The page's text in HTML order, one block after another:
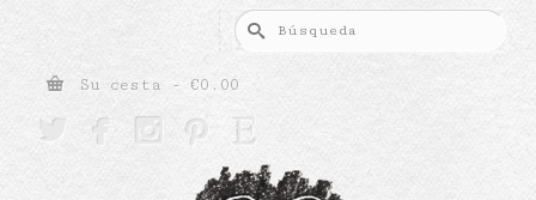
Buscar
por:
Su cesta - €0.00
    